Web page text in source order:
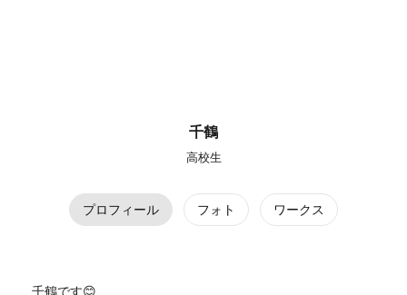
千鶴
高校生
プロフィール フォト ワークス
千鶴です😊